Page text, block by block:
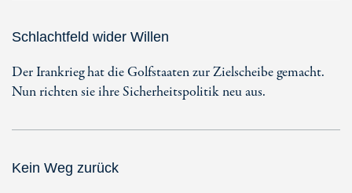
Schlachtfeld wider Willen
Der Irankrieg hat die Golfstaaten zur Zielscheibe gemacht.
Nun richten sie ihre Sicherheitspolitik neu aus.
Kein Weg zurück